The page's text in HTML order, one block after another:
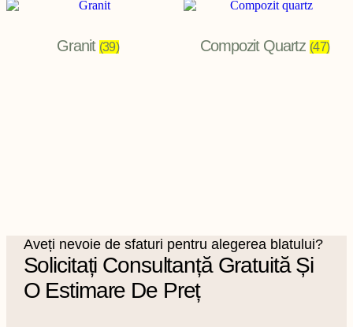
Granit (39) Compozit Quartz(47)
Aveți nevoie de sfaturi pentru alegerea blatului?
Solicitați Consultanță Gratuită Și
O Estimare De Preț